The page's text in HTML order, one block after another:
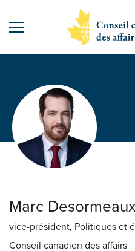
Marc Desormeaux
vice-président, Politiques et
Conseil canadien des affairs